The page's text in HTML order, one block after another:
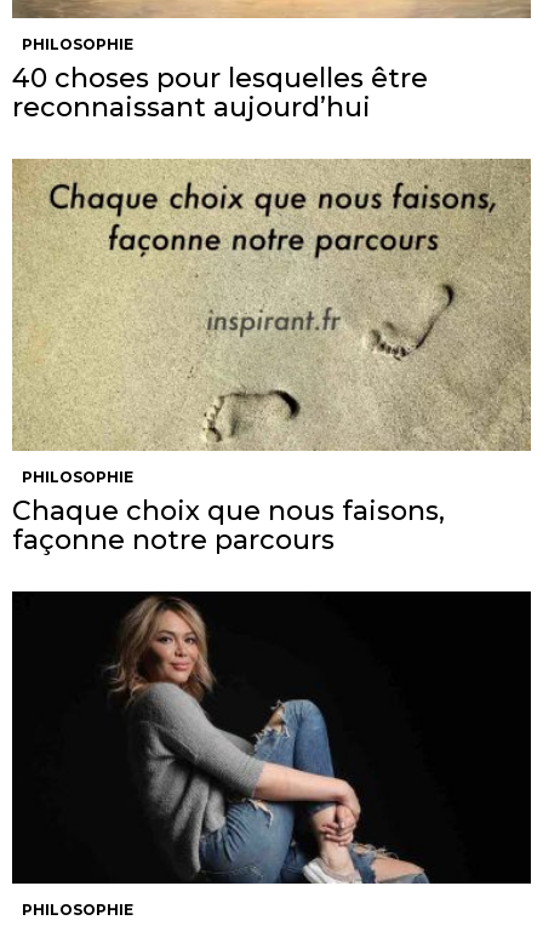
PHILOSOPHIE
40 choses pour lesquelles être
reconnaissant aujourd’hui
PHILOSOPHIE
Chaque choix que nous faisons,
façonne notre parcours
PHILOSOPHIE